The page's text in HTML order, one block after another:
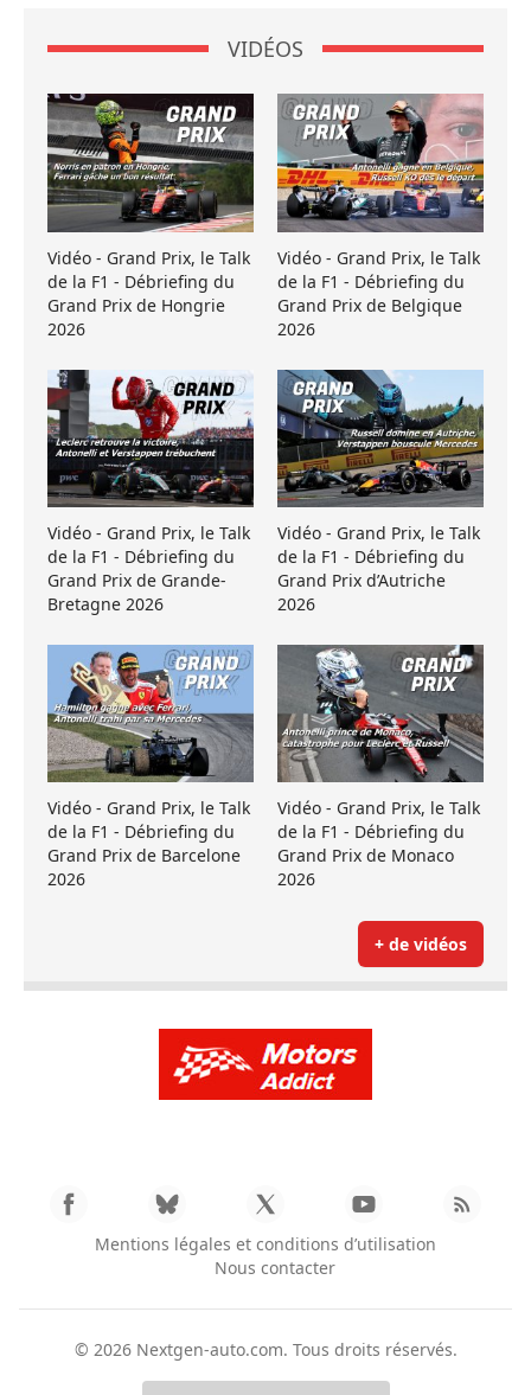
VIDÉOS
Vidéo - Grand Prix, le Talk
de la F1 - Débriefing du
Grand Prix de Hongrie
2026
Vidéo - Grand Prix, le Talk
de la F1 - Débriefing du
Grand Prix de Belgique
2026
Vidéo - Grand Prix, le Talk
de la F1 - Débriefing du
Grand Prix de Grande-
Bretagne 2026
Vidéo - Grand Prix, le Talk
de la F1 - Débriefing du
Grand Prix d’Autriche
2026
Vidéo - Grand Prix, le Talk
de la F1 - Débriefing du
Grand Prix de Barcelone
2026
Vidéo - Grand Prix, le Talk
de la F1 - Débriefing du
Grand Prix de Monaco
2026
+ de vidéos
Mentions légales et conditions d’utilisation
Nous contacter
© 2026 Nextgen-auto.com. Tous droits réservés.